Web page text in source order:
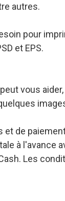
autres.
pour
et EPS.
vous
et de
à l'avance
Les